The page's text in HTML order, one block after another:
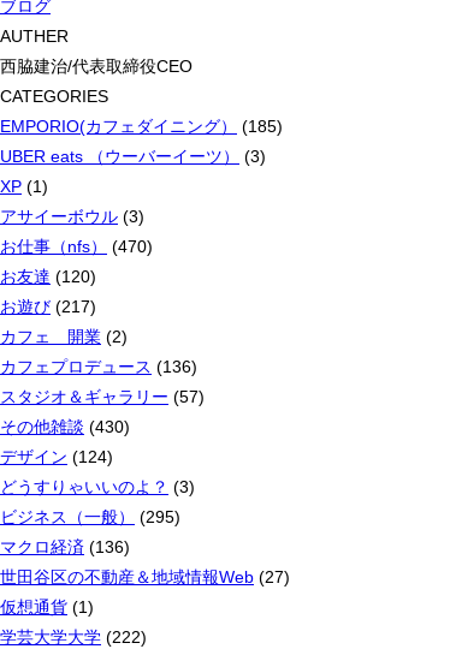
ブログ
AUTHER
西脇建治/代表取締役CEO
CATEGORIES
EMPORIO(カフェダイニング）
(185)
UBER eats （ウーバーイーツ）
(3)
XP (1)
アサイーボウル (3)
お仕事（nfs）
(470)
お友達 (120)
お遊び (217)
カフェ 開業 (2)
カフェプロデュース (136)
スタジオ＆ギャラリー (57)
その他雑談 (430)
デザイン (124)
どうすりゃいいのよ？ (3)
ビジネス（一般）
(295)
マクロ経済 (136)
世田谷区の不動産＆地域情報Web (27)
仮想通貨 (1)
学芸大学大学 (222)